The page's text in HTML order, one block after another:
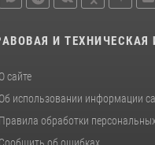
И
О сайте
Об использовании информации
Правила обработки